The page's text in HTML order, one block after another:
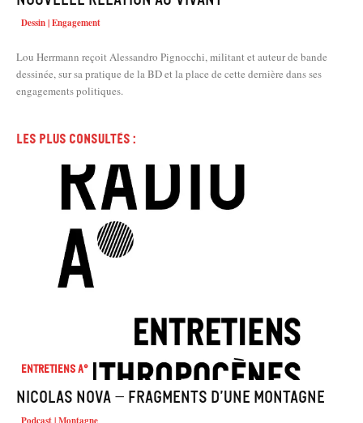
Dessin | Engagement
Lou Herrmann reçoit Alessandro Pignocchi, militant et auteur de bande
dessinée, sur sa pratique de la BD et la place de cette dernière dans ses
engagements politiques.
Les plus consultés :
Entretiens A°
Nicolas Nova – Fragments d’une montagne
Podcast | Montagne